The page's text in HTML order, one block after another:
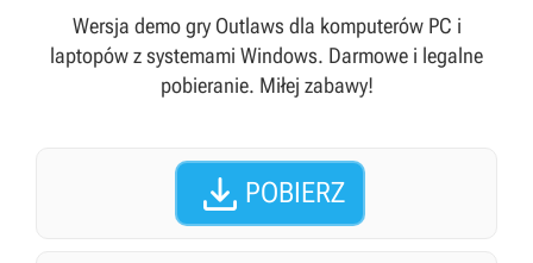
Wersja demo gry Outlaws dla komputerów PC i
laptopów z systemami Windows. Darmowe i legalne
pobieranie. Miłej zabawy!
 POBIERZ